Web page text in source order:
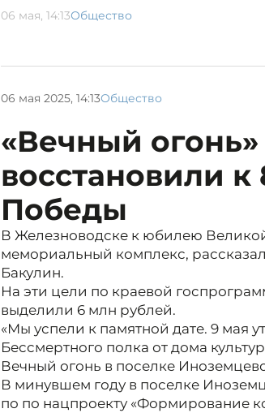
06 мая, 14:13Общество
06 мая 2025, 14:13Общество
«Вечный
восстановили
Победы
В Железноводске к юбилею
мемориальный комплекс,
Бакулин.
На эти цели по краевой
выделили 6 млн рублей.
«Мы успели к памятной дате. 9 мая
Бессмертного полка от дома
Вечный огонь в поселке
В минувшем году в поселке
по по нацпроекту «Формирование